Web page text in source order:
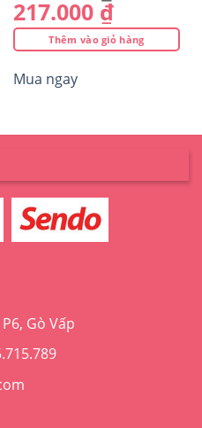
Dịu Nhẹ
Giá
gốc
là:
345.000 ₫.
217.000 ₫Giá
hiện
tại
Thêm vào giỏ hàng
Mua ngay
Gò Vấp